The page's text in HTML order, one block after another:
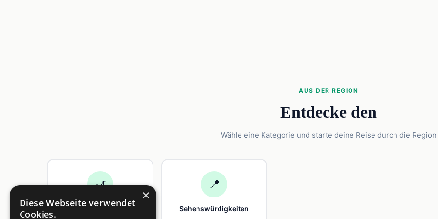
AUS DER REGION
Entdecke den
Wähle eine Kategorie und starte deine Reise durch die Region
🎢
Freizeit
📍
Sehenswürdigkeiten
×
Diese Webseite verwendet
Cookies.